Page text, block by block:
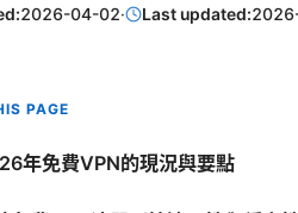
2026-04-02· Last updated:
PAGE
年免費VPN的現況與要點